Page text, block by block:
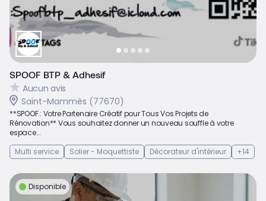
SPOOF BTP & Adhesif
Aucun avis
Saint-Mammès (77670)
**SPOOF : Votre Partenaire Créatif pour Tous Vos Projets de
Rénovation** Vous souhaitez donner un nouveau souffle à votre
espace...
Multi service
Solier - Moquettiste Décorateur d'intérieur +14
Disponible